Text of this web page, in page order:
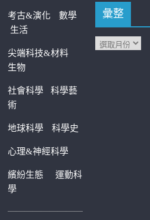
考古&演化
數學
生活
尖端科技&材料
生物
社會科學科學藝
術
地球科學 科學史
心理&神經科學
繽紛生態運動科
學
—————————
彙整